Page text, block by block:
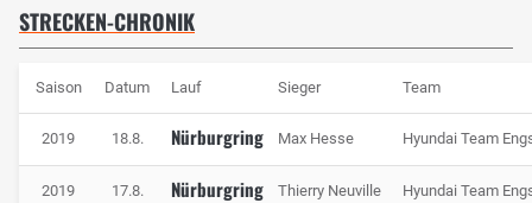
STRECKEN-CHRONIK
Saison Datum Lauf Sieger Team
2019 18.8. Nürburgring Max Hesse Hyundai Team
2019 17.8. Nürburgring Thierry Neuville Hyundai Team